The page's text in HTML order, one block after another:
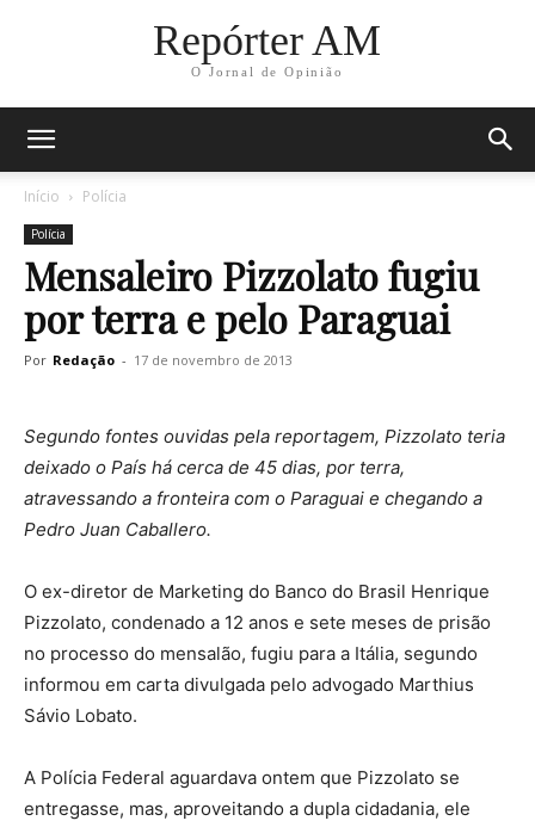
Repórter AM
O Jornal de Opinião
Início Polícia
Polícia
Mensaleiro Pizzolato fugiu
por terra e pelo Paraguai
Por Redação - 17 de novembro de 2013
Segundo fontes ouvidas pela reportagem, Pizzolato teria
deixado o País há cerca de 45 dias, por terra,
atravessando a fronteira com o Paraguai e chegando a
Pedro Juan Caballero.
O ex-diretor de Marketing do Banco do Brasil Henrique
Pizzolato, condenado a 12 anos e sete meses de prisão
no processo do mensalão, fugiu para a Itália, segundo
informou em carta divulgada pelo advogado Marthius
Sávio Lobato.
A Polícia Federal aguardava ontem que Pizzolato se
entregasse, mas, aproveitando a dupla cidadania, ele